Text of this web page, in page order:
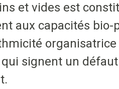
et vides est
aux capacités
signent un